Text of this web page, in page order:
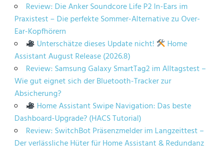
Review: Die Anker Soundcore Life P2 In-Ears im
Praxistest – Die perfekte Sommer-Alternative zu Over-
Ear-Kopfhörern
Unterschätze dieses Update nicht!
Home
Assistant August Release (2026.8)
Review: Samsung Galaxy SmartTag2 im Alltagstest –
Wie gut eignet sich der Bluetooth-Tracker zur
Absicherung?
Home Assistant Swipe Navigation: Das beste
Dashboard-Upgrade? (HACS Tutorial)
Review: SwitchBot Präsenzmelder im Langzeittest –
Der verlässliche Hüter für Home Assistant & Redundanz